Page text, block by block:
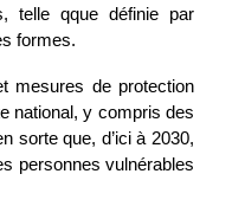
telle qque définie par
formes.
mesures de protection
national, y compris des
sorte que, d’ici à 2030,
personnes vulnérables